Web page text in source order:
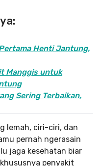
Henti Jantung,
Manggis untuk
Sering Terbaikan,
lemah, ciri-ciri, dan
pernah ngerasain
jaga kesehatan biar
penyakit